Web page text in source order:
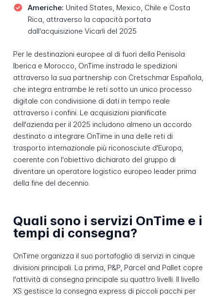
Americhe: United States, Mexico, Chile e Costa
Rica, attraverso la capacità portata
dall'acquisizione Vicarli del 2025
Per le destinazioni europee al di fuori della Penisola
Iberica e Morocco, OnTime instrada le spedizioni
attraverso la sua partnership con Cretschmar Española,
che integra entrambe le reti sotto un unico processo
digitale con condivisione di dati in tempo reale
attraverso i confini. Le acquisizioni pianificate
dell'azienda per il 2025 includono almeno un accordo
destinato a integrare OnTime in una delle reti di
trasporto internazionale più riconosciute d'Europa,
coerente con l'obiettivo dichiarato del gruppo di
diventare un operatore logistico europeo leader prima
della fine del decennio.
Quali sono i servizi OnTime e i
tempi di consegna?
OnTime organizza il suo portafoglio di servizi in cinque
divisioni principali. La prima, P&P, Parcel and Pallet copre
l'attività di consegna principale su quattro livelli. Il livello
XS gestisce la consegna express di piccoli pacchi per